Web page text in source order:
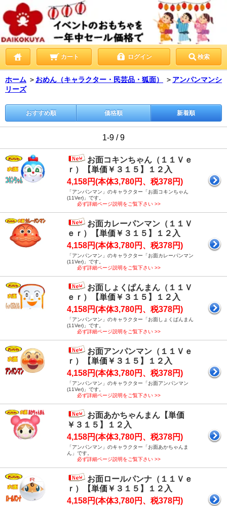
カート ログイン 検索
ホーム ＞ おめん（キャラクター・民芸品・狐面） ＞ アンパンマンシ
リーズ
おすすめ順 価格順 新着順
1-9 / 9
お面コキンちゃん（１１Ｖｅ
ｒ）【単価￥３１５】１２入
4,158円(本体3,780円、税378円)
「アンパンマン」のキャラクター「お面コキンちゃん
(11Ver)」です。
必ず詳細ページ説明をご覧下さい >>
お面カレーパンマン（１１Ｖ
ｅｒ）【単価￥３１５】１２入
4,158円(本体3,780円、税378円)
「アンパンマン」のキャラクター「お面カレーパンマン
(11Ver)」です。
必ず詳細ページ説明をご覧下さい >>
お面しょくぱんまん（１１Ｖ
ｅｒ）【単価￥３１５】１２入
4,158円(本体3,780円、税378円)
「アンパンマン」のキャラクター「お面しょくぱんまん
(11Ver)」です。
必ず詳細ページ説明をご覧下さい >>
お面アンパンマン（１１Ｖｅ
ｒ）【単価￥３１５】１２入
4,158円(本体3,780円、税378円)
「アンパンマン」のキャラクター「お面アンパンマン
(11Ver)」です。
必ず詳細ページ説明をご覧下さい >>
お面あかちゃんまん【単価
￥３１５】１２入
4,158円(本体3,780円、税378円)
「アンパンマン」のキャラクター「お面あかちゃんま
ん」です。
必ず詳細ページ説明をご覧下さい >>
お面ロールパンナ（１１Ｖｅ
ｒ）【単価￥３１５】１２入
4,158円(本体3,780円、税378円)